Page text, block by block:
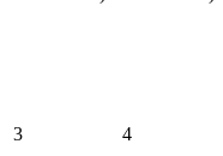
3 4